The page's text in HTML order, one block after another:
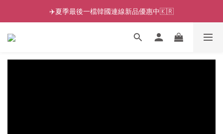
✈️夏季最後一檔韓國連線新品優惠中🇰🇷